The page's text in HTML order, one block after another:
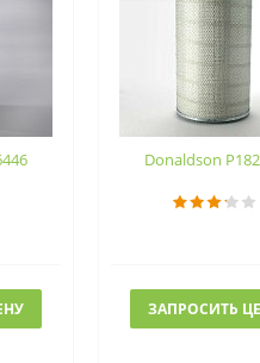
Donaldson
ЗАПРОСИТЬ